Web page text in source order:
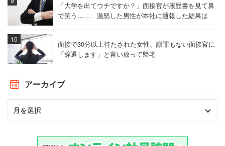
「大学を出てウチですか？」面接官が履歴書を見て鼻
で笑う…… 激怒した男性が本社に通報した結果は
面接で30分以上待たされた女性、謝罪もない面接官に
「辞退します」と言い放って帰宅
アーカイブ